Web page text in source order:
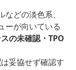
どの淡色系、
ーが向いている
の未確認・TPO
は妥協せず確認す